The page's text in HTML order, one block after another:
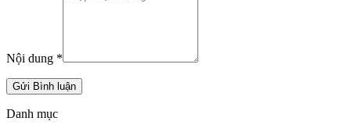
Nội dung *
Gửi Bình luận
Danh mục